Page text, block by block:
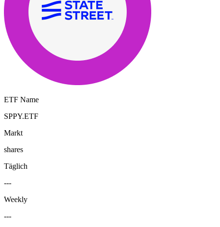
ETF Name
SPPY.ETF
Markt
shares
Täglich
---
Weekly
---